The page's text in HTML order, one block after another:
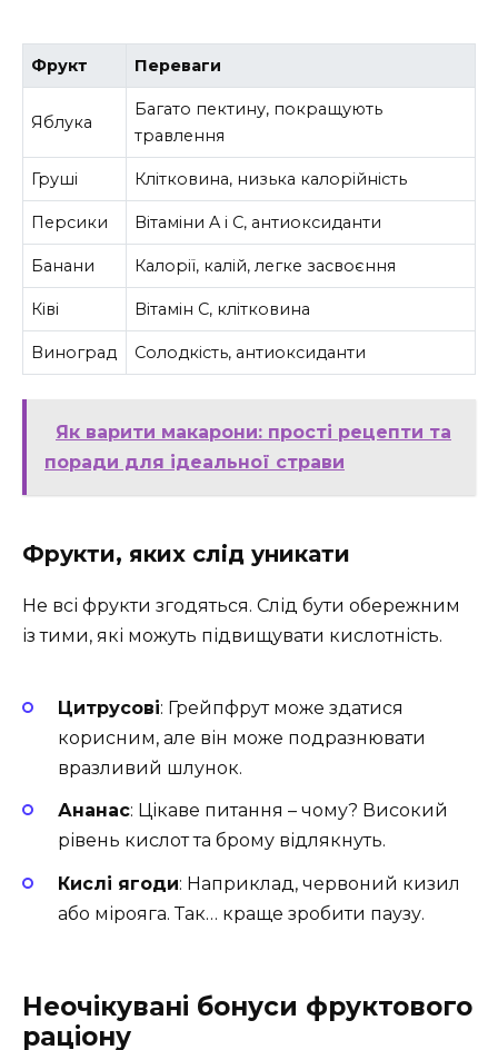
Фрукт Переваги
Яблука
Багато пектину, покращують
травлення
Груші Клітковина, низька калорійність
Персики Вітаміни A і C, антиоксиданти
Банани Калорії, калій, легке засвоєння
Ківі Вітамін C, клітковина
Виноград Солодкість, антиоксиданти
Як варити макарони: прості рецепти та
поради для ідеальної страви
Фрукти, яких слід уникати
Не всі фрукти згодяться. Слід бути обережним
із тими, які можуть підвищувати кислотність.
Цитрусові: Грейпфрут може здатися
корисним, але він може подразнювати
вразливий шлунок.
Ананас: Цікаве питання – чому? Високий
рівень кислот та брому відлякнуть.
Кислі ягоди: Наприклад, червоний кизил
або мірояга. Так… краще зробити паузу.
Неочікувані бонуси фруктового
раціону